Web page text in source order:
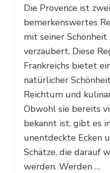
Die Provence ist
bemerkenswertes
mit seiner
verzaubert. Diese
Frankreichs bietet
natürlicher
Reichtum und
Obwohl sie bereits
bekannt ist, gibt es
unentdeckte Ecken
Schätze, die darauf
werden. Werden …